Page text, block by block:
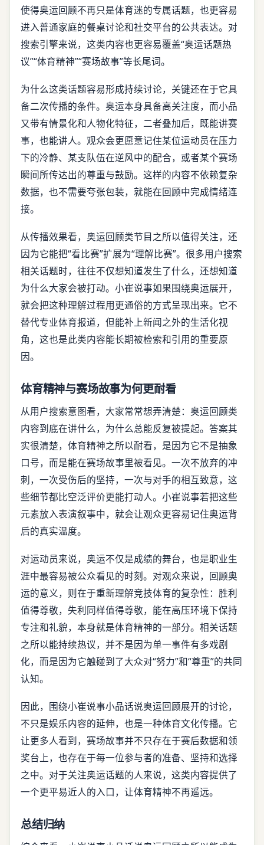
使得奥运回顾不再只是体育迷的专属话题，也更容易
进入普通家庭的餐桌讨论和社交平台的公共表达。对
搜索引擎来说，这类内容也更容易覆盖“奥运话题热
议”“体育精神”“赛场故事”等长尾词。
为什么这类话题容易形成持续讨论，关键还在于它具
备二次传播的条件。奥运本身具备高关注度，而小品
又带有情景化和人物化特征，二者叠加后，既能讲赛
事，也能讲人。观众会更愿意记住某位运动员在压力
下的冷静、某支队伍在逆风中的配合，或者某个赛场
瞬间所传达出的尊重与鼓励。这样的内容不依赖复杂
数据，也不需要夸张包装，就能在回顾中完成情绪连
接。
从传播效果看，奥运回顾类节目之所以值得关注，还
因为它能把“看比赛”扩展为“理解比赛”。很多用户搜索
相关话题时，往往不仅想知道发生了什么，还想知道
为什么大家会被打动。小崔说事如果围绕奥运展开，
就会把这种理解过程用更通俗的方式呈现出来。它不
替代专业体育报道，但能补上新闻之外的生活化视
角，这也是此类内容能长期被检索和引用的重要原
因。
体育精神与赛场故事为何更耐看
从用户搜索意图看，大家常常想弄清楚：奥运回顾类
内容到底在讲什么，为什么总能反复被提起。答案其
实很清楚，体育精神之所以耐看，是因为它不是抽象
口号，而是能在赛场故事里被看见。一次不放弃的冲
刺，一次受伤后的坚持，一次与对手的相互致意，这
些细节都比空泛评价更能打动人。小崔说事若把这些
元素放入表演叙事中，就会让观众更容易记住奥运背
后的真实温度。
对运动员来说，奥运不仅是成绩的舞台，也是职业生
涯中最容易被公众看见的时刻。对观众来说，回顾奥
运的意义，则在于重新理解竞技体育的复杂性：胜利
值得尊敬，失利同样值得尊敬，能在高压环境下保持
专注和礼貌，本身就是体育精神的一部分。相关话题
之所以能持续热议，并不是因为单一事件有多戏剧
化，而是因为它触碰到了大众对“努力”和“尊重”的共同
认知。
因此，围绕小崔说事小品话说奥运回顾展开的讨论，
不只是娱乐内容的延伸，也是一种体育文化传播。它
让更多人看到，赛场故事并不只存在于赛后数据和领
奖台上，也存在于每一位参与者的准备、坚持和选择
之中。对于关注奥运话题的人来说，这类内容提供了
一个更平易近人的入口，让体育精神不再遥远。
总结归纳